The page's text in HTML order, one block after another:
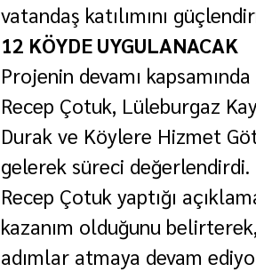
vatandaş katılımını
12 KÖYDE UYGULANACAK
Projenin devamı
Recep Çotuk, Lüleburgaz
Durak ve Köylere Hizmet
gelerek süreci değerlendirdi.
Recep Çotuk yaptığı
kazanım olduğunu
adımlar atmaya devam